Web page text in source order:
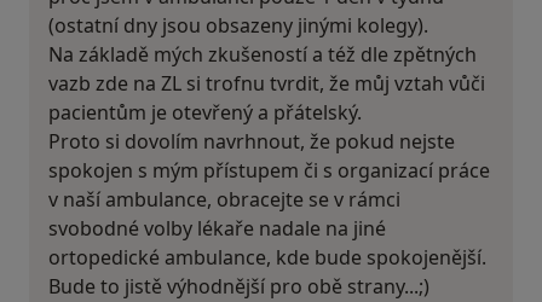
(ostatní dny jsou obsazeny jinými kolegy).
Na základě mých zkušeností a též dle zpětných
vazb zde na ZL si trofnu tvrdit, že můj vztah vůči
pacientům je otevřený a přátelský.
Proto si dovolím navrhnout, že pokud nejste
spokojen s mým přístupem či s organizací práce
v naší ambulance, obracejte se v rámci
svobodné volby lékaře nadale na jiné
ortopedické ambulance, kde bude spokojenější.
Bude to jistě výhodnější pro obě strany...;)